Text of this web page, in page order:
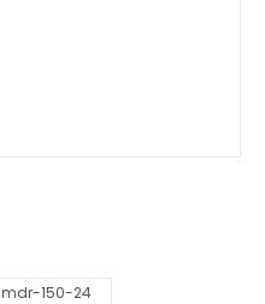
mdr-150-24